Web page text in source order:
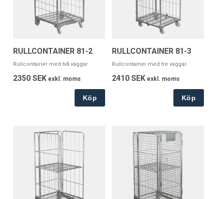
RULLCONTAINER 81-2
Rullcontainer med två väggar
2350 SEK exkl. moms
Köp
RULLCONTAINER 81-3
Rullcontainer med tre väggar
2410 SEK exkl. moms
Köp